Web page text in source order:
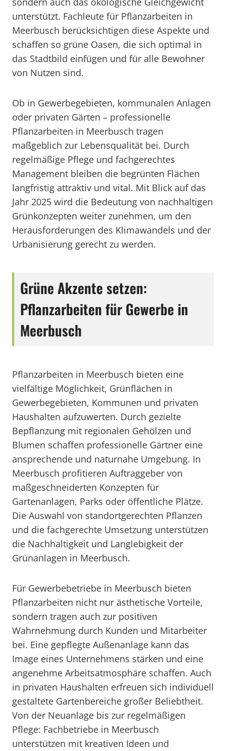
unterstützt. Fachleute für Pflanzarbeiten in
Meerbusch berücksichtigen diese Aspekte und
schaffen so grüne Oasen, die sich optimal in
das Stadtbild einfügen und für alle Bewohner
von Nutzen sind.
Ob in Gewerbegebieten, kommunalen Anlagen
oder privaten Gärten – professionelle
Pflanzarbeiten in Meerbusch tragen
maßgeblich zur Lebensqualität bei. Durch
regelmäßige Pflege und fachgerechtes
Management bleiben die begrünten Flächen
langfristig attraktiv und vital. Mit Blick auf das
Jahr 2025 wird die Bedeutung von nachhaltigen
Grünkonzepten weiter zunehmen, um den
Herausforderungen des Klimawandels und der
Urbanisierung gerecht zu werden.
Grüne Akzente setzen:
Pflanzarbeiten für Gewerbe in
Meerbusch
Pflanzarbeiten in Meerbusch bieten eine
vielfältige Möglichkeit, Grünflächen in
Gewerbegebieten, Kommunen und privaten
Haushalten aufzuwerten. Durch gezielte
Bepflanzung mit regionalen Gehölzen und
Blumen schaffen professionelle Gärtner eine
ansprechende und naturnahe Umgebung. In
Meerbusch profitieren Auftraggeber von
maßgeschneiderten Konzepten für
Gartenanlagen, Parks oder öffentliche Plätze.
Die Auswahl von standortgerechten Pflanzen
und die fachgerechte Umsetzung unterstützen
die Nachhaltigkeit und Langlebigkeit der
Grünanlagen in Meerbusch.
Für Gewerbebetriebe in Meerbusch bieten
Pflanzarbeiten nicht nur ästhetische Vorteile,
sondern tragen auch zur positiven
Wahrnehmung durch Kunden und Mitarbeiter
bei. Eine gepflegte Außenanlage kann das
Image eines Unternehmens stärken und eine
angenehme Arbeitsatmosphäre schaffen. Auch
in privaten Haushalten erfreuen sich individuell
gestaltete Gartenbereiche großer Beliebtheit.
Von der Neuanlage bis zur regelmäßigen
Pflege: Fachbetriebe in Meerbusch
unterstützen mit kreativen Ideen und